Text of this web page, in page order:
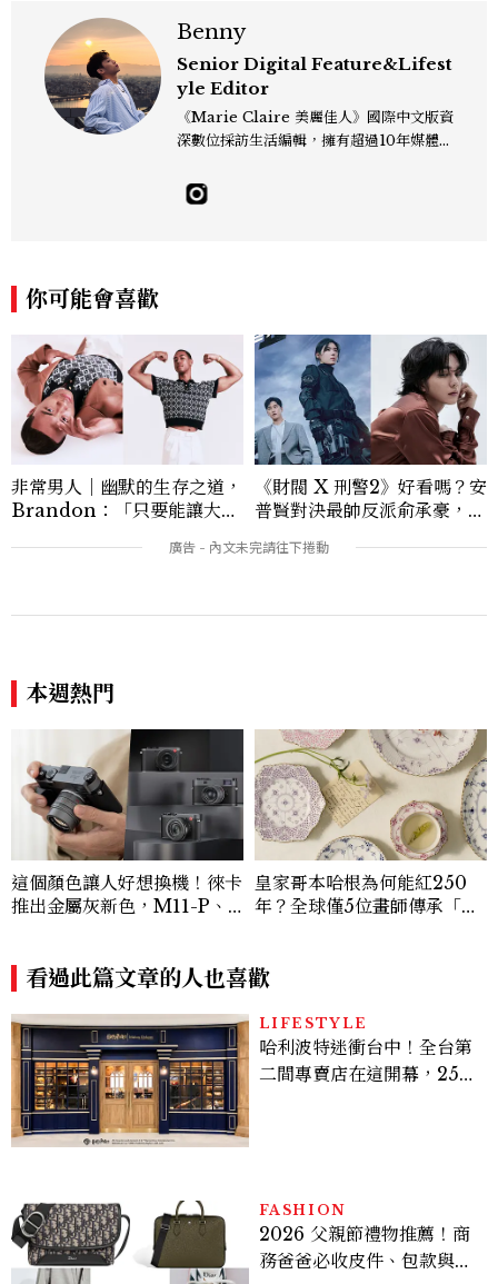
Benny
Senior Digital Feature&Lifest
yle Editor
《Marie Claire 美麗佳人》國際中文版資
深數位採訪生活編輯，擁有超過10年媒體與
飯店、奢華旅宿、旅遊景點、航空等領域，
另涉獵3C家電、居家生活範疇，具備實測
pella、Mandarin Oriental、JOAL
I、Raffles、Banyan Tree、IHG、Ma
rriott等頂級飯店集團。 策劃並執行超過7
0篇深度專題「MC開房間」、260 篇以上
「玩咖懶人包」盤點類文章，致力用專業視
角提供讀者最新話題、兼具風格與實用的高
品質生活旅遊靈感內容。 Contact：ben
ny_yang@mctw.com.tw
你可能會喜歡
非常男人｜幽默的生存之道，
Brandon：「只要能讓大家
讓敵人成為朋友。」
《財閥 X 刑警2》好看嗎？安
普賢對決最帥反派俞承豪，鄭
卡，用錢輾壓罪犯的陳利手回
本週熱門
這個顏色讓人好想換機！徠卡
推出金屬灰新色，M11-P、
皇家哥本哈根為何能紅250
年？全球僅5位畫師傳承「釉
看過此篇文章的人也喜歡
LIFESTYLE
哈利波特迷衝台中！全台第
二間專賣店在這開幕，25週
FASHION
2026 父親節禮物推薦！商
務爸爸必收皮件、包款與鞋